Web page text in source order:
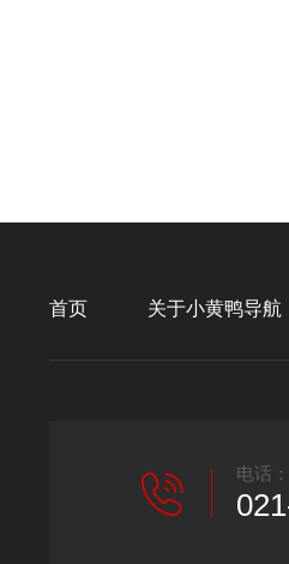
首页 关于小黄鸭导航
电话